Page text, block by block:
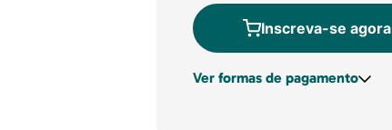
Inscreva-se agora
Ver formas de pagamento